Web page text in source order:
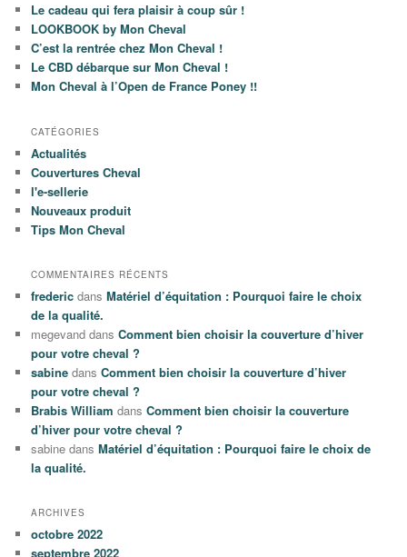
Le cadeau qui fera plaisir à coup sûr !
LOOKBOOK by Mon Cheval
C’est la rentrée chez Mon Cheval !
Le CBD débarque sur Mon Cheval !
Mon Cheval à l’Open de France Poney !!
CATÉGORIES
Actualités
Couvertures Cheval
l'e-sellerie
Nouveaux produit
Tips Mon Cheval
COMMENTAIRES RÉCENTS
frederic dansMatériel d’équitation : Pourquoi faire le choix
de la qualité.
megevand dansComment bien choisir la couverture d’hiver
pour votre cheval ?
sabine dansComment bien choisir la couverture d’hiver
pour votre cheval ?
Brabis William dansComment bien choisir la couverture
d’hiver pour votre cheval ?
sabine dansMatériel d’équitation : Pourquoi faire le choix de
la qualité.
ARCHIVES
octobre 2022
septembre 2022